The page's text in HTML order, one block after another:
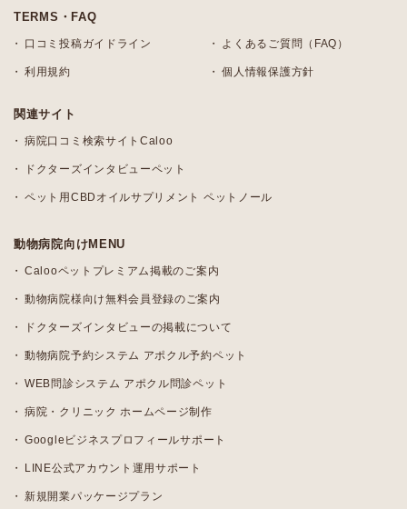
TERMS・FAQ
口コミ投稿ガイドライン よくあるご質問（FAQ）
利用規約 個人情報保護方針
関連サイト
病院口コミ検索サイトCaloo
ドクターズインタビューペット
ペット用CBDオイルサプリメント ペットノール
動物病院向けMENU
Calooペットプレミアム掲載のご案内
動物病院様向け無料会員登録のご案内
ドクターズインタビューの掲載について
動物病院予約システム アポクル予約ペット
WEB問診システム アポクル問診ペット
病院・クリニック ホームページ制作
Googleビジネスプロフィールサポート
LINE公式アカウント運用サポート
新規開業パッケージプラン